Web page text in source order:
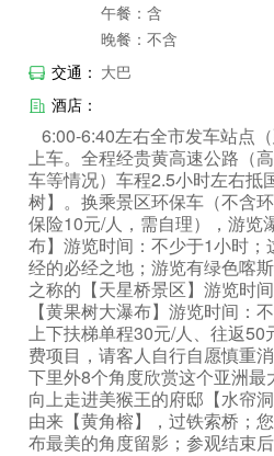
午餐：含
晚餐：不含
交通： 大巴
酒店：
6:00-6:40左右全市发车站点
上车。全程经贵黄高速公路（
车等情况）车程2.5小时左右
树】。换乘景区环保车（不含
保险10元/人，需自理），游览
布】游览时间：不少于1小时；
经的必经之地；游览有绿色喀
之称的【天星桥景区】游览时
【黄果树大瀑布】游览时间：
上下扶梯单程30元/人、往返
费项目，请客人自行自愿慎重
下里外8个角度欣赏这个亚洲
向上走进美猴王的府邸【水帘
由来【黄角榕】，过铁索桥；
布最美的角度留影；参观结束